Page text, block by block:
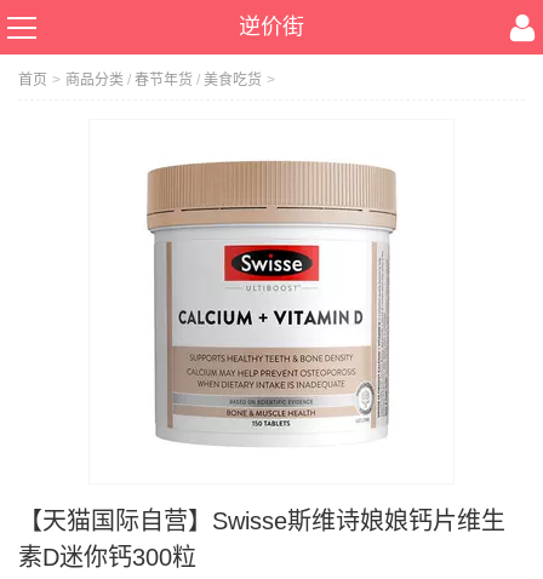
逆价街
首页 > 商品分类 / 春节年货 / 美食吃货 >
【天猫国际自营】Swisse斯维诗娘娘钙片维生
素D迷你钙300粒